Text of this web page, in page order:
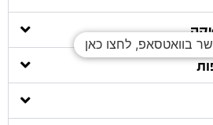
בוואטסאפ, לחצו כאן